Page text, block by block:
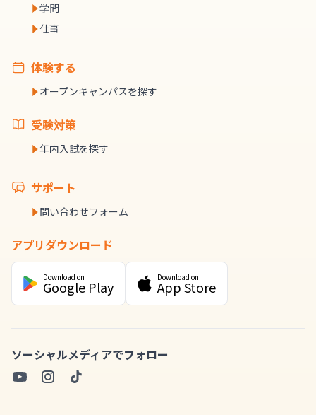
学問
仕事
体験する
オープンキャンパスを探す
受験対策
年内入試を探す
サポート
問い合わせフォーム
アプリダウンロード
Download on
Google Play
Download on
App Store
ソーシャルメディアでフォロー